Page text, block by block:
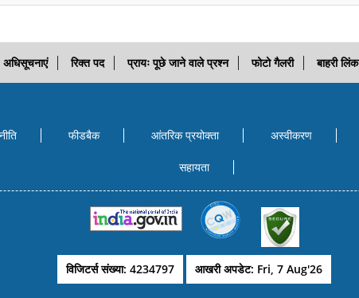
अधिसूचनाएं रिक्त पद प्रायः पूछे जाने वाले प्रश्न फोटो गैलरी बाहरी लिंक
फीडबैक आंतरिक प्रयोक्‍ता अस्वीकरण
सहायता
विजिटर्स संख्या: 4234797 आखरी अपडेट: Fri, 7 Aug'26